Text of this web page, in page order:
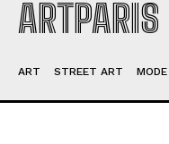
ARTPARIS
ART STREET ART MODE